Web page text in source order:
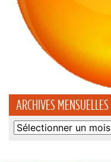
ARCHIVES MENSUELLES
Archives